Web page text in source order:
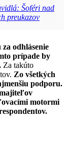
Šoféri nad
preukazov
odhlásenie
prípade by
Za takúto
Zo všetkých
podporu.
motormi